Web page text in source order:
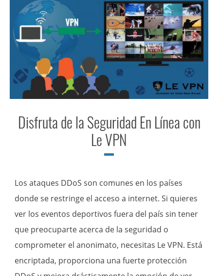
Disfruta de la Seguridad En Línea con
Le VPN
Los ataques DDoS son comunes en los países
donde se restringe el acceso a internet. Si quieres
ver los eventos deportivos fuera del país sin tener
que preocuparte acerca de la seguridad o
comprometer el anonimato, necesitas Le VPN. Está
encriptada, proporciona una fuerte protección